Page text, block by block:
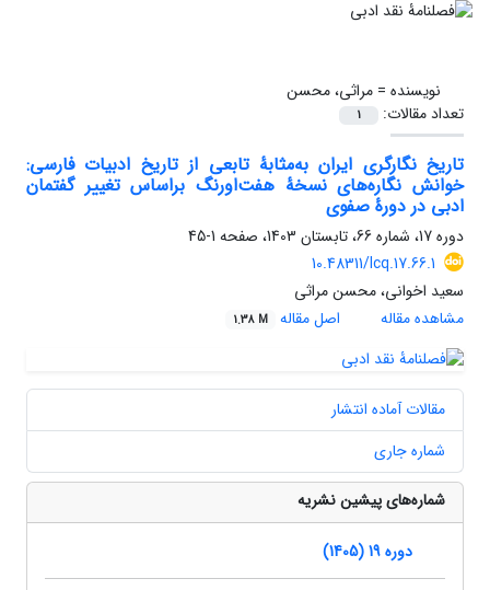
نویسنده =مراثی، محسن
تعداد مقالات:
1
تاریخ نگارگری ایران به‌مثابۀ تابعی از تاریخ ادبیات فارسی:
خوانش نگاره‌های نسخۀ هفت‌اورنگ براساس تغییر گفتمان
ادبی در دورۀ صفوی
دوره 17، شماره 66، تابستان 1403، صفحه
1-45
10.48311/lcq.17.66.1
سعید اخوانی، محسن مراثی
مشاهده مقاله
اصل مقاله 1.38 M
مقالات آماده انتشار
شماره جاری
شماره‌های پیشین نشریه
دوره 19 (1405)